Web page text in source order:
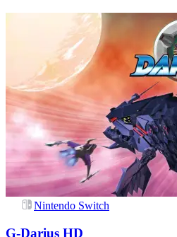
Nintendo Switch
G-Darius HD